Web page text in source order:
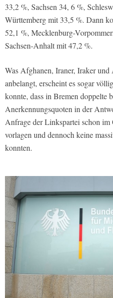
33,2 %, Sachsen 34, 6 %,
Württemberg mit 33,5 %. Dann
52,1 %, Mecklenburg-
Sachsen-Anhalt mit 47,2 %.
Was Afghanen, Iraner, Iraker
anbelangt, erscheint es sogar
konnte, dass in Bremen doppelte
Anerkennungsquoten in der
Anfrage der Linkspartei schon
vorlagen und dennoch keine
konnten.